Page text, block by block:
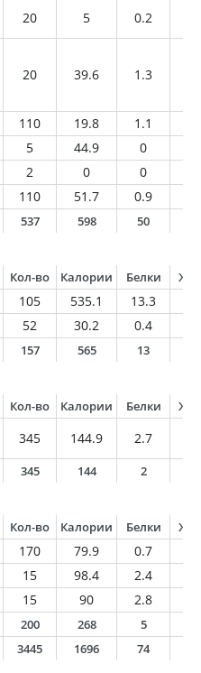
20 5 0.2
20 39.6 1.3
110 19.8 1.1
5 44.9 0
2 0 0
110 51.7 0.9
537 598 50
Кол-во Калории Белки
105 535.1 13.3
52 30.2 0.4
157 565 13
Кол-во Калории Белки
345 144.9 2.7
345 144 2
Кол-во Калории Белки
170 79.9 0.7
15 98.4 2.4
15 90 2.8
200 268 5
3445 1696 74